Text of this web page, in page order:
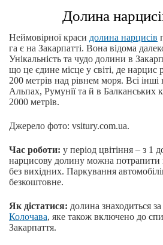
Долина
Неймовірної краси долина нарцисів
га є на Закарпатті. Вона відома
Унікальність та чудо долини в
що це єдине місце у світі, де нарцис
200 метрів над рівнем моря. Всі інші
Альпах, Румунії та й в Балканських
2000 метрів.
Джерело фото: vsitury.com.ua.
Час роботи: у період цвітіння – з 1
нарцисову долину можна потрапити
без вихідних. Паркування
безкоштовне.
Як дістатися: долина знаходиться
Колочава, яке також включено до
Закарпаття.